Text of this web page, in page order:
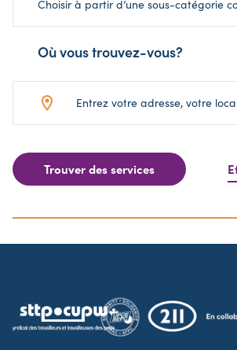
sous-
catégorie
Choisir à partir d’une sous-catégorie
Où vous trouvez-vous?
Trouver des services